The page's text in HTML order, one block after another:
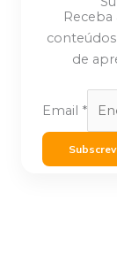
Receba
de
Email *